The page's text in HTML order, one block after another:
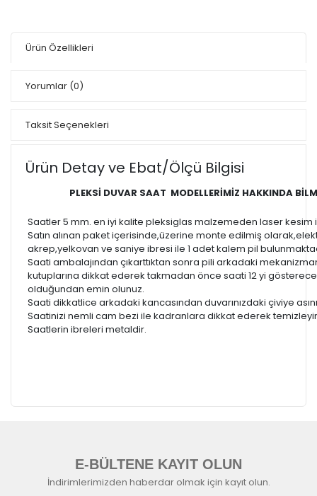
Ürün Özellikleri
Yorumlar (0)
Taksit Seçenekleri
Ürün Detay ve Ebat/Ölçü Bilgisi
PLEKSİ DUVAR SAAT MODELLERİMİZ HAKKINDA
Saatler 5 mm. en iyi kalite pleksiglas malzemeden laser kesim
Satın alınan paket içerisinde,üzerine monte edilmiş
akrep,yelkovan ve saniye ibresi ile 1 adet kalem pil
Saati ambalajından çıkarttıktan sonra pili arkadaki
kutuplarına dikkat ederek takmadan önce saati 12 yi
olduğundan emin olunuz.
Saati dikkatlice arkadaki kancasından duvarınızdaki çiviye
Saatinizi nemli cam bezi ile kadranlara dikkat ederek
Saatlerin ibreleri metaldir.
E-BÜLTENE KAYIT OLUN
İndirimlerimizden haberdar olmak için kayıt olun.